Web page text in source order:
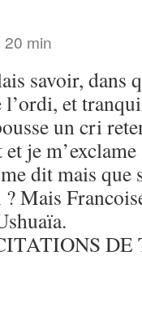
min
savoir, dans
et
un cri
je
dit mais que
Mais